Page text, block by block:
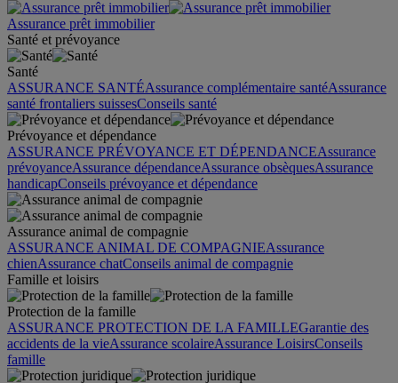
Assurance prêt immobilier
Santé et prévoyance
Santé
ASSURANCE SANTÉAssurance complémentaire santéAssurance
santé frontaliers suissesConseils santé
Prévoyance et dépendance
ASSURANCE PRÉVOYANCE ET DÉPENDANCEAssurance
prévoyanceAssurance dépendanceAssurance obsèquesAssurance
handicapConseils prévoyance et dépendance
Assurance animal de compagnie
ASSURANCE ANIMAL DE COMPAGNIEAssurance
chienAssurance chatConseils animal de compagnie
Famille et loisirs
Protection de la famille
ASSURANCE PROTECTION DE LA FAMILLEGarantie des
accidents de la vieAssurance scolaireAssurance LoisirsConseils
famille